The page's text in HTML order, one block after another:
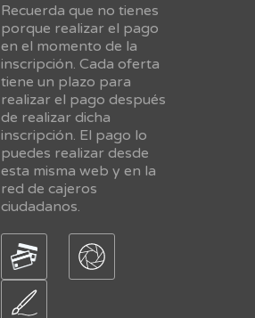
Recuerda que no tienes
porque realizar el pago
en el momento de la
inscripción. Cada oferta
tiene un plazo para
realizar el pago después
de realizar dicha
inscripción. El pago lo
puedes realizar desde
esta misma web y en la
red de cajeros
ciudadanos.